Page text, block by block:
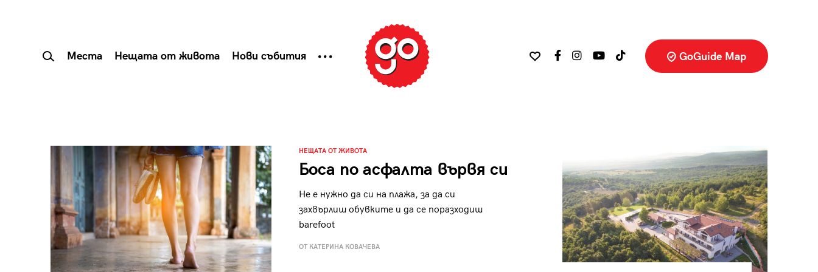
Места Нещата от живота Нови събития GoGuide Map
НЕЩАТА ОТ ЖИВОТА
Босa по асфалта вървя си
Не е нужно да си на плажа, за да си
захвърлиш обувките и да се поразходиш
barefoot
ОТ КАТЕРИНА КОВАЧЕВА